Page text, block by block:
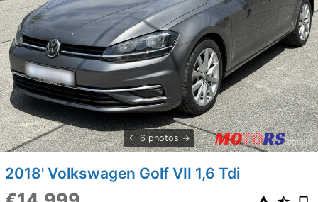
6 photos
2018' Volkswagen Golf VII 1,6 Tdi